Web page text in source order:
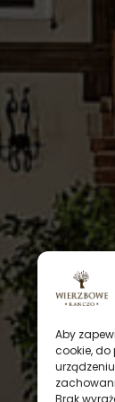
Aby
cookie,
Brak